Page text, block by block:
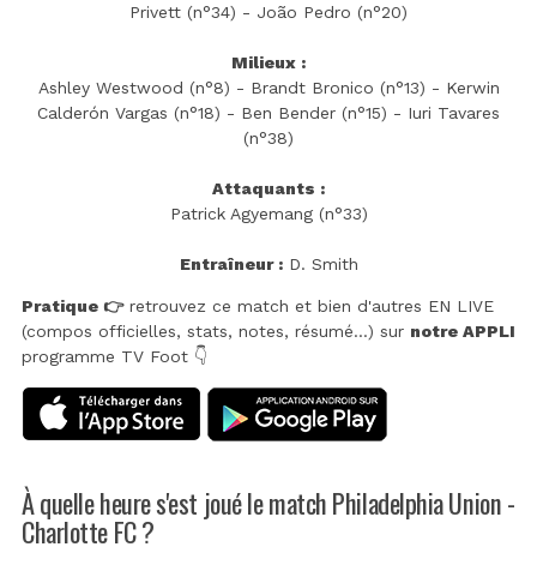
Privett (n°34) - João Pedro (n°20)
Milieux :
Ashley Westwood (n°8) - Brandt Bronico (n°13) - Kerwin
Calderón Vargas (n°18) - Ben Bender (n°15) - Iuri Tavares
(n°38)
Attaquants :
Patrick Agyemang (n°33)
Entraîneur :D. Smith
Pratique 👉retrouvez ce match et bien d'autres EN LIVE
(compos officielles, stats, notes, résumé...) sur notre APPLI
programme TV Foot 👇
À quelle heure s'est joué le match Philadelphia Union -
Charlotte FC ?